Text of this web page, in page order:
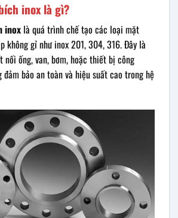
inox là gì?
inox là quá trình chế tạo các loại mặt
không gỉ như inox 201, 304, 316. Đây là
nối ống, van, bơm, hoặc thiết bị công
đảm bảo an toàn và hiệu suất cao trong hệ